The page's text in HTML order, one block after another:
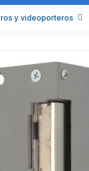
y videoporteros